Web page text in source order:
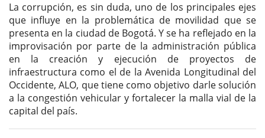
La corrupción, es sin duda, uno de los principales ejes
que influye en la problemática de movilidad que se
presenta en la ciudad de Bogotá. Y se ha reflejado en la
improvisación por parte de la administración pública
en la creación y ejecución de proyectos de
infraestructura como el de la Avenida Longitudinal del
Occidente, ALO, que tiene como objetivo darle solución
a la congestión vehicular y fortalecer la malla vial de la
capital del país.